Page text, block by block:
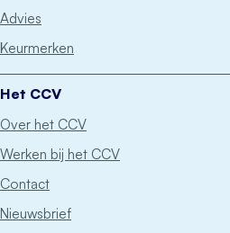
Advies
Keurmerken
Het CCV
Over het CCV
Werken bij het CCV
Contact
Nieuwsbrief